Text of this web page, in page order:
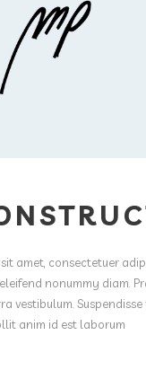
amet, consectetuer
nonummy diam.
vestibulum.
anim id est laborum